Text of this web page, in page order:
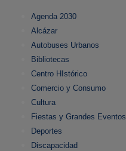
Agenda 2030
Alcázar
Autobuses Urbanos
Bibliotecas
Centro HIstórico
Comercio y Consumo
Cultura
Fiestas y Grandes Eventos
Deportes
Discapacidad